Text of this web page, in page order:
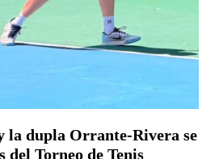
la dupla Orrante-Rivera se
del Torneo de Tenis